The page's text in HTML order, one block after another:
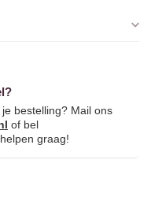
bestelling? Mail ons
of bel
helpen graag!